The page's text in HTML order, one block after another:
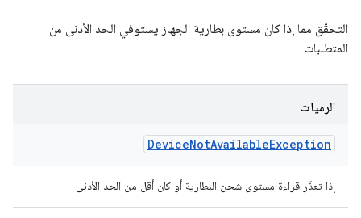
التحقّق مما إذا كان مستوى بطارية الجهاز يستوفي الحد الأدنى من
المتطلبات
الرميات
DeviceNotAvailableException
إذا تعذّر قراءة مستوى شحن البطارية أو كان أقل من الحد الأدنى